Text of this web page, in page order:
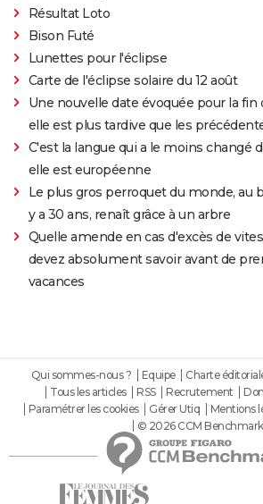
Résultat Loto
Bison Futé
Lunettes pour l'éclipse
Carte de l'éclipse solaire du 12 août
Une nouvelle date évoquée pour la fin
elle est plus tardive que les
C'est la langue qui a le moins changé
elle est européenne
Le plus gros perroquet du monde, au
y a 30 ans, renaît grâce à un arbre
Quelle amende en cas d'excès de
devez absolument savoir avant de
vacances
Qui sommes-nous ? Equipe Charte
Tous les articles
RSS Recrutement
Paramétrer les cookies
Gérer Utiq Mentions
© 2026 CCM Benchmark